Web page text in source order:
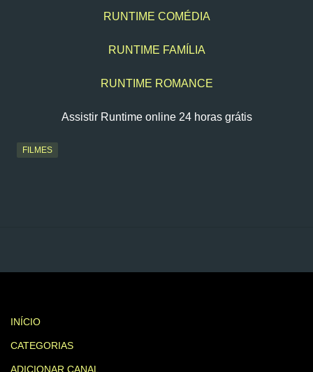
RUNTIME COMÉDIA
RUNTIME FAMÍLIA
RUNTIME ROMANCE
Assistir Runtime online 24 horas grátis
FILMES
INÍCIO
CATEGORIAS
ADICIONAR CANAL